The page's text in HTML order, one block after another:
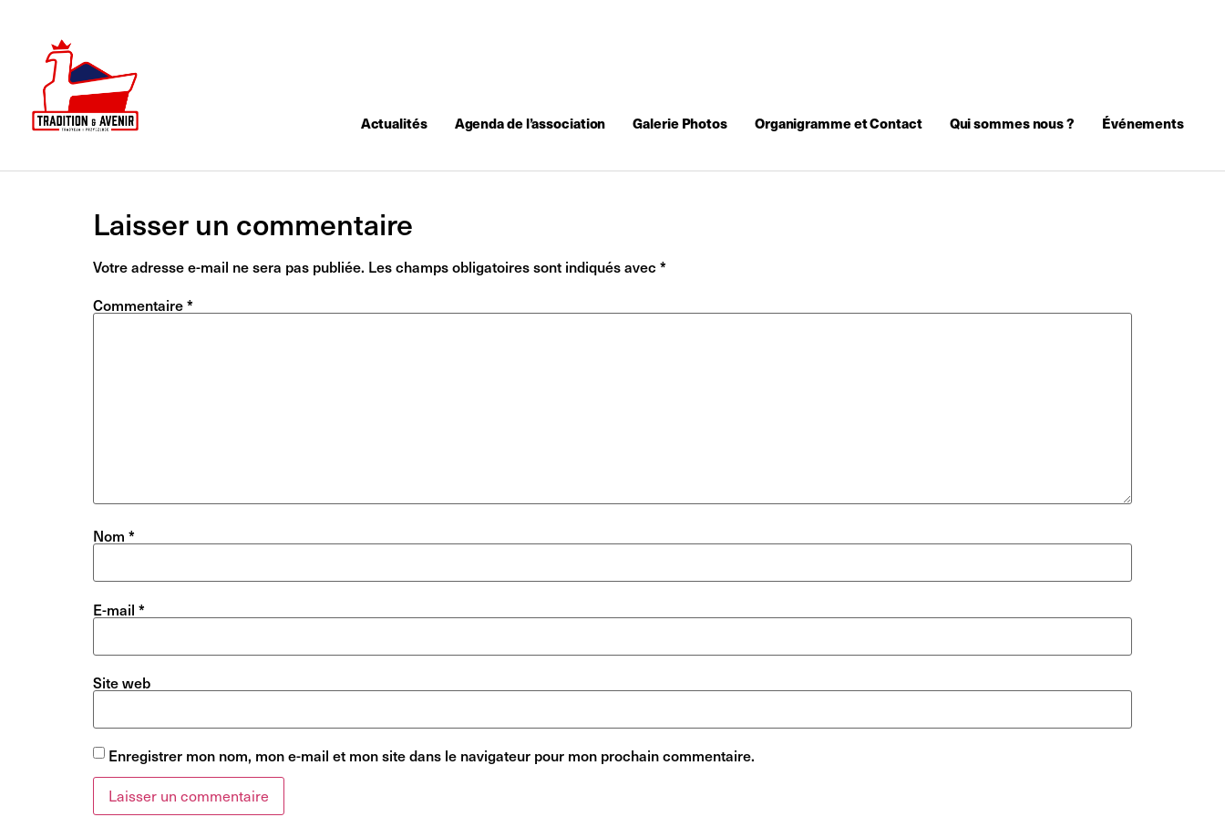
Actualités Agenda de l’association Galerie Photos Organigramme et Contact Qui sommes nous ? Événements
Laisser un commentaire
Votre adresse e-mail ne sera pas publiée. Les champs obligatoires sont indiqués avec *
Commentaire*
Nom *
E-mail *
Site web
Enregistrer mon nom, mon e-mail et mon site dans le navigateur pour mon prochain commentaire.